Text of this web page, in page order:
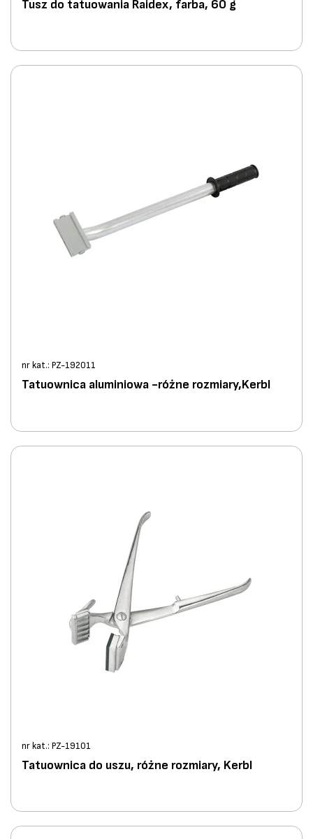
Tusz do tatuowania Raidex, farba, 60 g
nr kat.: PZ-192011
Tatuownica aluminiowa -różne rozmiary,Kerbl
nr kat.: PZ-19101
Tatuownica do uszu, różne rozmiary, Kerbl